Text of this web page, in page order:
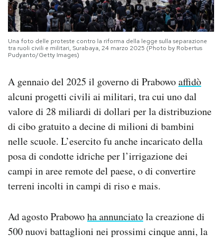
Una foto delle proteste contro la riforma della legge sulla separazione
tra ruoli civili e militari, Surabaya, 24 marzo 2025 (Photo by Robertus
Pudyanto/Getty Images)
A gennaio del 2025 il governo di Prabowoaffidò
alcuni progetti civili ai militari, tra cui uno dal
valore di 28 miliardi di dollari per la distribuzione
di cibo gratuito a decine di milioni di bambini
nelle scuole. L’esercito fu anche incaricato della
posa di condotte idriche per l’irrigazione dei
campi in aree remote del paese, o di convertire
terreni incolti in campi di riso e mais.
Ad agosto Prabowoha annunciatola creazione di
500 nuovi battaglioni nei prossimi cinque anni, la